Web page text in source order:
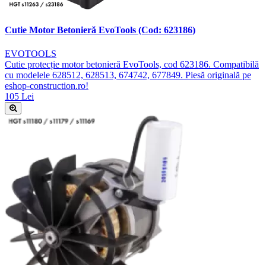
Cutie Motor Betonieră EvoTools (Cod: 623186)
EVOTOOLS
Cutie protecție motor betonieră EvoTools, cod 623186. Compatibilă
cu modelele 628512, 628513, 674742, 677849. Piesă originală pe
eshop-construction.ro!
105 Lei